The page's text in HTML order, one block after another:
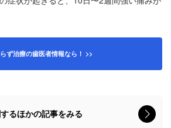
ず治療の歯医者情報なら！ >>
るほかの記事をみる